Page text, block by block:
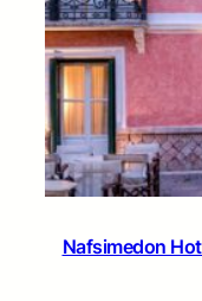
Nafsimedon